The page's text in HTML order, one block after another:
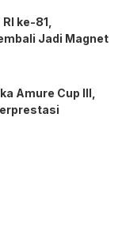
ke-81,
Jadi Magnet
Amure Cup III,